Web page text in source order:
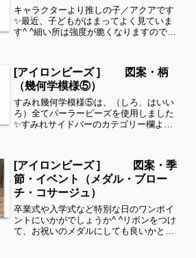
キャラクターより推しの子／アクアです
✨最近、子どもがはまってよく見ていま
す^ ^細い所は強度が脆くなりますので、
うど良いようです。全部作ることが難し
い時は、ある程度の形...
[アイロンビーズ ] 図案・柄
（幾何学模様⑤）
すみれ幾何学模様⑤は、（しろ、はいい
ろ）全てパーラービーズを使用しました
✨すみれサイドバーのカテゴリー欄よ
ら、他の図案もぜひ覗いてみてください^
^好きなサイズに調整して...
[アイロンビーズ ] 図案・季
節・イベント（メダル・ブロー
チ・コサージュ）
卒業式や入学式など特別な日のワンポイ
ントにいかがでしょうか^ ^リボンをつけ
て、お祝いのメダルにしても良いかと思